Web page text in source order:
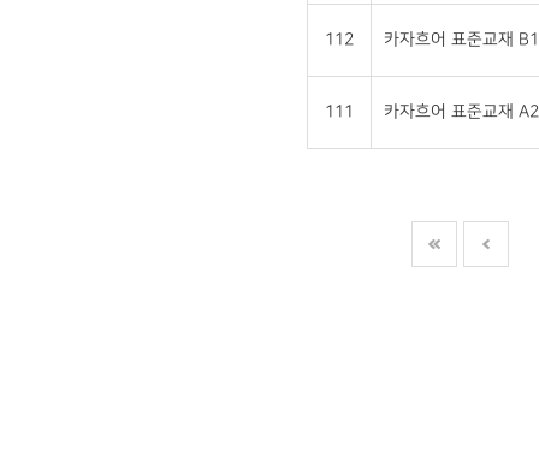
112 카자흐어 표준교재
111 카자흐어 표준교재